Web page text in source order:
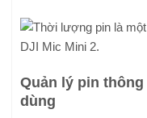
Quản lý pin
dùng